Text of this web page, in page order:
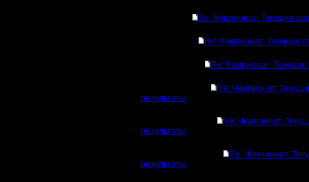
Re: Чемпионат. Текущие
Re: Чемпионат. Текущие
Re: Чемпионат. Текущие
Re: Чемпионат.
результаты
Re: Чемпионат.
результаты
Re: Чемпионат.
результаты